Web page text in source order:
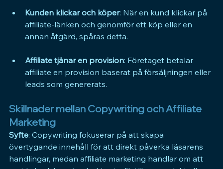
Kunden klickar och köper: När en kund klickar på
affiliate-länken och genomför ett köp eller en
annan åtgärd, spåras detta.
Affiliate tjänar en provision: Företaget betalar
affiliate en provision baserat på försäljningen eller
leads som genererats.
Skillnader mellan Copywriting och Affiliate
Marketing
Syfte: Copywriting fokuserar på att skapa
övertygande innehåll för att direkt påverka läsarens
handlingar, medan affiliate marketing handlar om att